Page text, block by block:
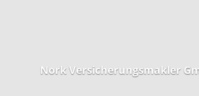
Nork Versicherungsmakler